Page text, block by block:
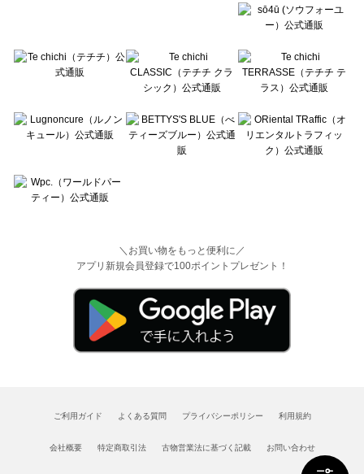
＼お買い物をもっと便利に／
アプリ新規会員登録で100ポイントプレゼント！
ご利用ガイド よくある質問 プライバシーポリシー 利用規約
会社概要 特定商取引法 古物営業法に基づく記載 お問い合わせ